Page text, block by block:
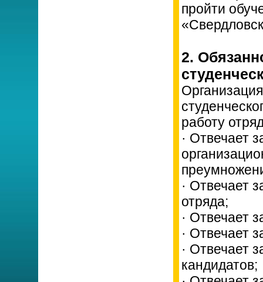
пройти
2.
работу
· Отвечает
· Отвечает
отряда;
· Отвечает
· Отвечает
· Отвечает
кандидатов;